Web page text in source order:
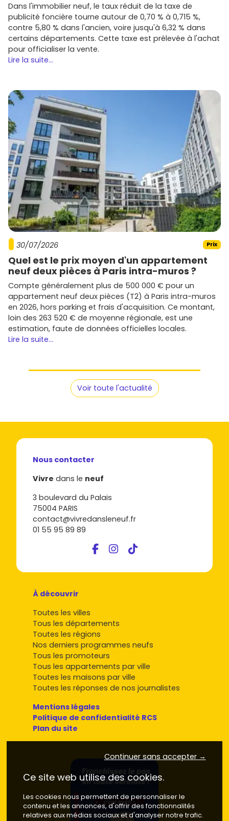
Dans l'immobilier neuf, le taux réduit de la taxe de
publicité foncière tourne autour de 0,70 % à 0,715 %,
contre 5,80 % dans l'ancien, voire jusqu'à 6,32 % dans
certains départements. Cette taxe est prélevée à l'achat
pour officialiser la vente.
Lire la suite...
30/07/2026 Prix
Quel est le prix moyen d'un appartement
neuf deux pièces à Paris intra-muros ?
Compte généralement plus de 500 000 € pour un
appartement neuf deux pièces (T2) à Paris intra-muros
en 2026, hors parking et frais d'acquisition. Ce montant,
loin des 263 520 € de moyenne régionale, est une
estimation, faute de données officielles locales.
Lire la suite...
Voir toute l'actualité
Nous contacter
Vivre dans le neuf
3 boulevard du Palais
75004 PARIS
contact@vivredansleneuf.fr
01 55 95 89 89
À découvrir
Toutes les villes
Tous les départements
Toutes les régions
Nos derniers programmes neufs
Tous les promoteurs
Tous les appartements par ville
Toutes les maisons par ville
Toutes les réponses de nos journalistes
Mentions légales
Politique de confidentialité RCS
Plan du site
Continuer sans accepter →
Ce site web utilise des cookies.
Les cookies nous permettent de personnaliser le
contenu et les annonces, d'offrir des fonctionnalités
relatives aux médias sociaux et d'analyser notre trafic.